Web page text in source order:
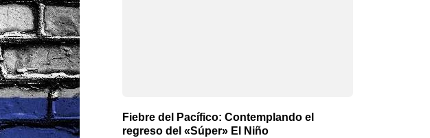
Fiebre del Pacífico: Contemplando el
regreso del «Súper» El Niño